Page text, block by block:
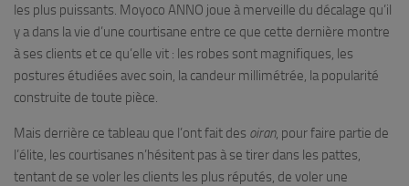
les plus puissants. Moyoco ANNO joue à merveille du décalage qu’il
y a dans la vie d’une courtisane entre ce que cette dernière montre
à ses clients et ce qu’elle vit : les robes sont magnifiques, les
postures étudiées avec soin, la candeur millimétrée, la popularité
construite de toute pièce.
Mais derrière ce tableau que l’ont fait des oiran, pour faire partie de
l’élite, les courtisanes n’hésitent pas à se tirer dans les pattes,
tentant de se voler les clients les plus réputés, de voler une